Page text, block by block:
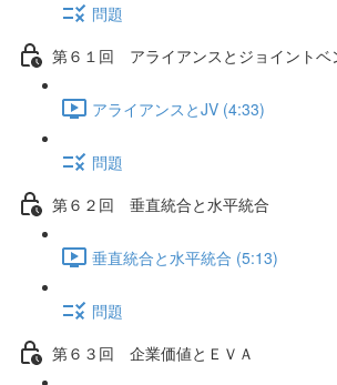
問題
第６１回 アライアンスとジョイントベ
アライアンスとJV (4:33)
問題
第６２回 垂直統合と水平統合
垂直統合と水平統合 (5:13)
問題
第６３回 企業価値とＥＶＡ